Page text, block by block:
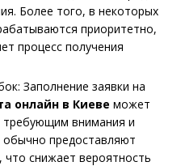
Более того, в некоторых
приоритетно,
процесс получения
Заполнение заявки на
онлайн в Киеве может
внимания и
предоставляют
что снижает вероятность